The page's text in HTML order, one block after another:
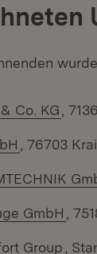
Co. KG ,
(Öffnet in
, 76703
GmbH
,
Group
,